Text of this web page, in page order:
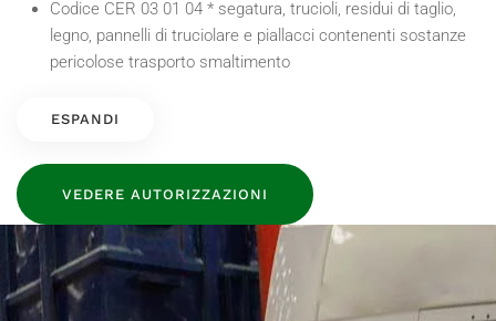
Codice CER 03 01 04 * segatura, trucioli, residui di taglio,
legno, pannelli di truciolare e piallacci contenenti sostanze
pericolose trasporto smaltimento
ESPANDI
VEDERE AUTORIZZAZIONI